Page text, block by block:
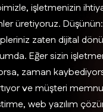
işletmenizin
üretiyoruz.
zaten dijital
Eğer sizin
zaman
ve müşteri
web yazılım